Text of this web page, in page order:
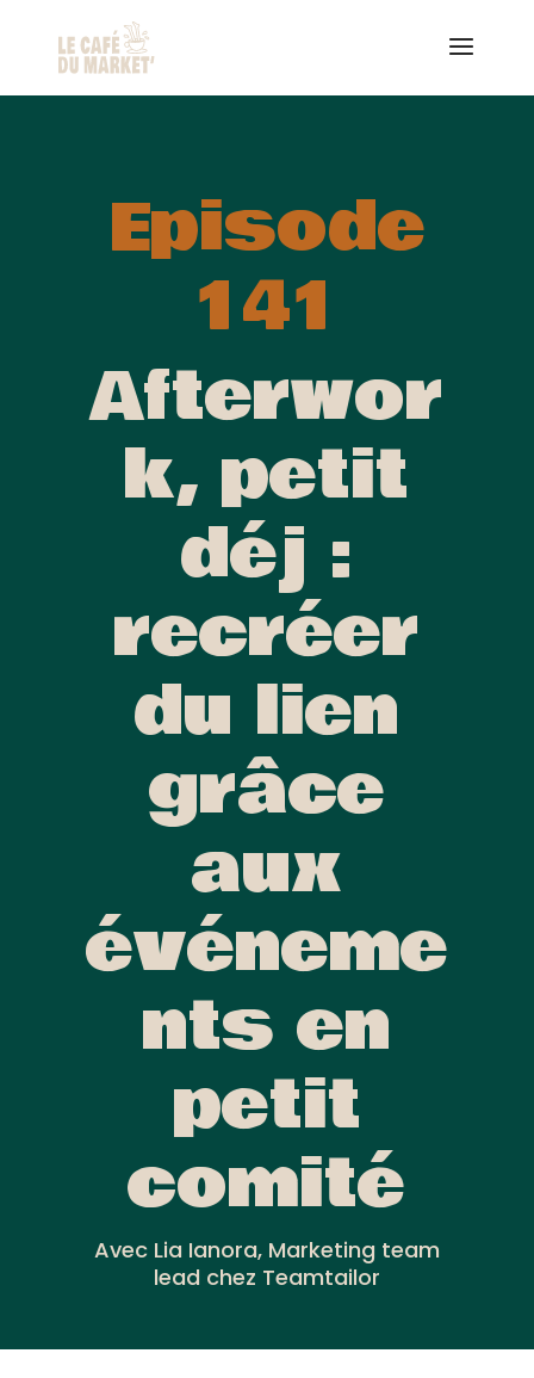
Episode
141
Afterwor
k, petit
déj :
recréer
du lien
grâce
aux
événeme
nts en
petit
comité
Avec Lia Ianora, Marketing team
lead chez Teamtailor